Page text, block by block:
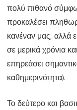
πολύ πιθανό
προκαλέσει
κανέναν μας, αλλά
σε μερικά χρόνια
επηρεάσει
καθημερινότητα).
Το δεύτερο και